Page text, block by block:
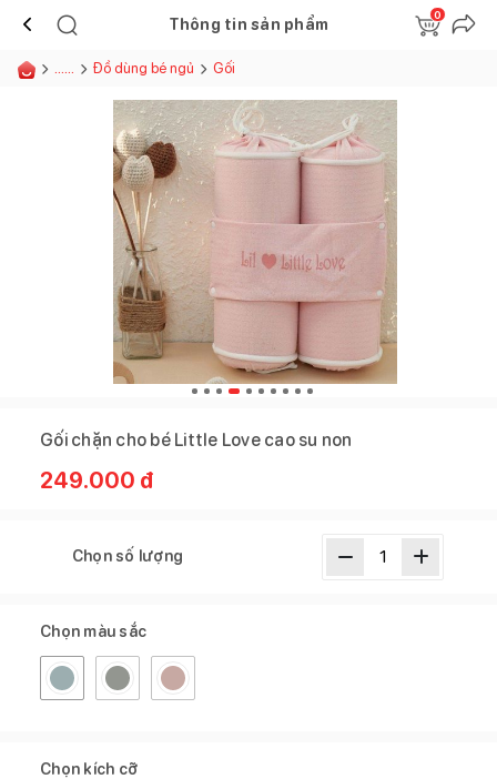
Thông tin sản phẩm
0
...... Đồ dùng bé ngủ Gối
Gối chặn cho bé Little Love cao su non
249.000 đ
Chọn số lượng
Chọn màu sắc
Chọn kích cỡ